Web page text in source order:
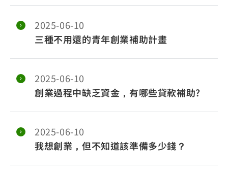
2025-06-10
三種不用還的青年創業補助計畫
2025-06-10
創業過程中缺乏資金，有哪些貸款補助?
2025-06-10
我想創業，但不知道該準備多少錢？